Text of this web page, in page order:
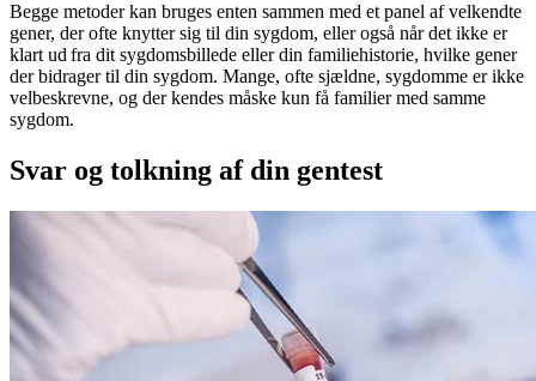
Begge metoder kan bruges enten sammen med et panel af velkendte
gener, der ofte knytter sig til din sygdom, eller også når det ikke er
klart ud fra dit sygdomsbillede eller din familiehistorie, hvilke gener
der bidrager til din sygdom. Mange, ofte sjældne, sygdomme er ikke
velbeskrevne, og der kendes måske kun få familier med samme
sygdom.
Svar og tolkning af din gentest